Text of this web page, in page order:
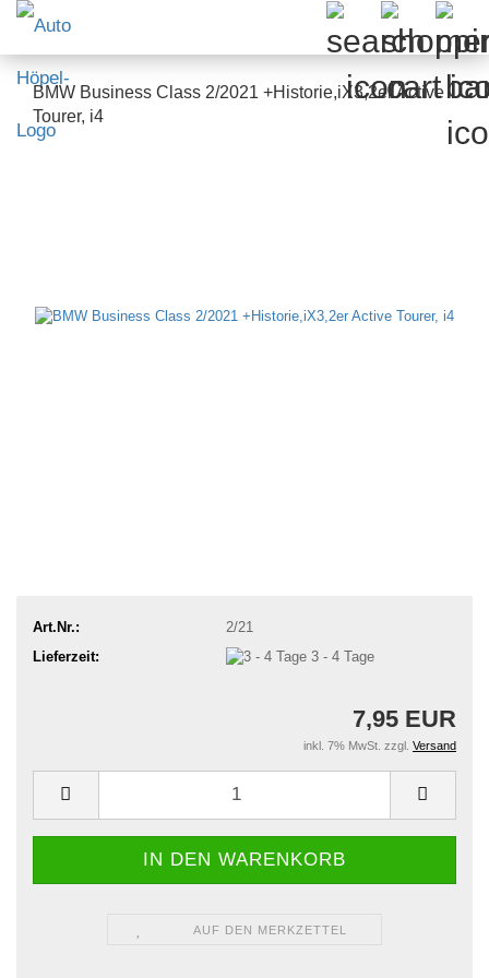
BMW Business Class 2/2021 +Historie,iX3,2er Active
Tourer, i4
Art.Nr.:
2/21
Lieferzeit:
3 - 4 Tage
7,95 EUR
inkl. 7% MwSt. zzgl. Versand
AUF DEN MERKZETTEL